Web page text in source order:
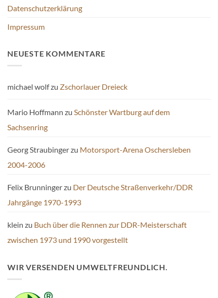
Datenschutzerklärung
Impressum
NEUESTE KOMMENTARE
michael wolfzu Zschorlauer Dreieck
Mario Hoffmann zu Schönster Wartburg auf dem
Sachsenring
Georg Straubingerzu Motorsport-Arena Oschersleben
2004-2006
Felix Brunningerzu Der Deutsche Straßenverkehr/DDR
Jahrgänge 1970-1993
klein zu Buch über die Rennen zur DDR-Meisterschaft
zwischen 1973 und 1990 vorgestellt
WIR VERSENDEN UMWELTFREUNDLICH.